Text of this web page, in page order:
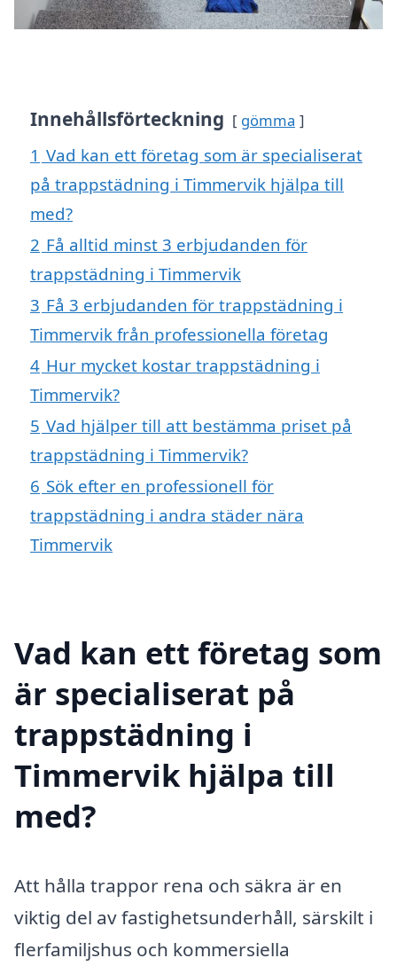
Innehållsförteckning gömma
1 Vad kan ett företag som är specialiserat
på trappstädning i Timmervik hjälpa till
med?
2 Få alltid minst 3 erbjudanden för
trappstädning i Timmervik
3 Få 3 erbjudanden för trappstädning i
Timmervik från professionella företag
4 Hur mycket kostar trappstädning i
Timmervik?
5 Vad hjälper till att bestämma priset på
trappstädning i Timmervik?
6 Sök efter en professionell för
trappstädning i andra städer nära
Timmervik
Vad kan ett företag som
är specialiserat på
trappstädning i
Timmervik hjälpa till
med?
Att hålla trappor rena och säkra är en
viktig del av fastighetsunderhåll, särskilt i
flerfamiljshus och kommersiella